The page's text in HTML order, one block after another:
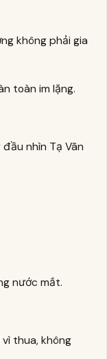
không phải gia
toàn im lặng.
nhìn Tạ Vãn
nước mắt.
thua, không